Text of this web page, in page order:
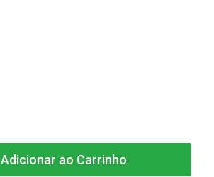
Adicionar ao Carrinho